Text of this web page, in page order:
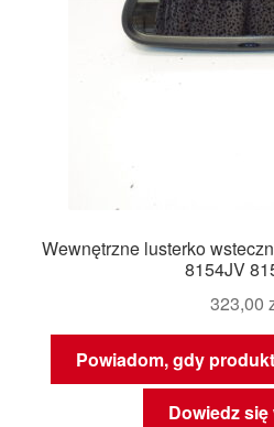
Wewnętrzne lusterko
8154JV
323,00
Powiadom, gdy
Dowiedz się